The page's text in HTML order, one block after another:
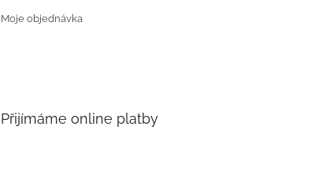
Moje objednávka
Přijímáme online platby